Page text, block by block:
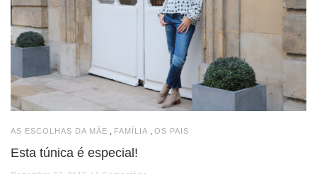
AS ESCOLHAS DA MÃE FAMÍLIA OS PAIS
Esta túnica é especial!